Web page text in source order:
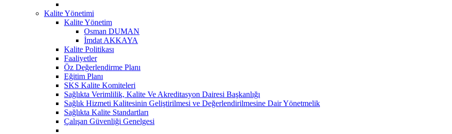
Kalite Yönetimi
Kalite Yönetim
Osman DUMAN
İmdat AKKAYA
Kalite Politikası
Faaliyetler
Öz Değerlendirme Planı
Eğitim Planı
SKS Kalite Komiteleri
Sağlıkta Verimlilik, Kalite Ve Akreditasyon Dairesi Başkanlığı
Sağlık Hizmeti Kalitesinin Geliştirilmesi ve Değerlendirilmesine Dair Yönetmelik
Sağlıkta Kalite Standartları
Çalışan Güvenliği Genelgesi